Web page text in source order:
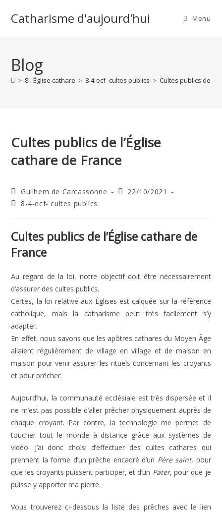
Catharisme d'aujourd'hui Menu
Blog
> 8 - Église cathare > 8-4-ecf- cultes publics > Cultes publics de
Cultes publics de l’Église
cathare de France
Auteur/autrice
de
Guilhem de Carcassonne
Publication
22/10/2021
Post8-4-ecf- cultes publics
Cultes publics de l’Église cathare de
France
Au regard de la loi, notre objectif doit être nécessairement
d’assurer des cultes publics.
Certes, la loi relative aux Églises est calquée sur la référence
catholique, mais la catharisme peut très facilement s’y
adapter.
En effet, nous savons que les apôtres cathares du Moyen Âge
allaient régulièrement de village en village et de maison en
maison pour venir assurer les rituels concernant les croyants
et pour prêcher.
Aujourd’hui, la communauté ecclésiale est très dispersée et il
ne m’est pas possible d’aller prêcher physiquement auprès de
chaque croyant. Par contre, la technologie me permet de
toucher tout le monde à distance grâce aux systèmes de
vidéo. J’ai donc choisi d’effectuer des cultes cathares qui
prennent la forme d’un prêche encadré d’un Père saint, pour
que les croyants puissent participer, et d’un Pater, pour que je
puisse y apporter ma pierre.
Vous trouverez ci-dessous la liste des prêches avec le lien